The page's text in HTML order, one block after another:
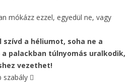
mókázz ezzel, egyedül ne, vagy
szívd a héliumot, soha ne a
palackban túlnyomás uralkodik,
vezethet!
szabály 